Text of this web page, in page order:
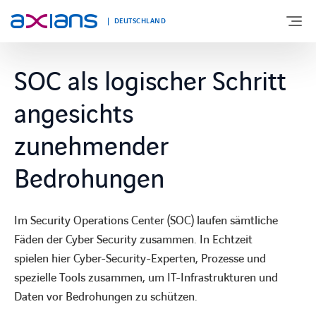
DEUTSCHLAND
ÜBER UNS
PORTFOLIO
PRODUKTE
BRANCHEN
NEWS UND INSIGHTS
SOC als logischer Schritt
angesichts
zunehmender
Bedrohungen
Im Security Operations Center (SOC) laufen sämtliche
Fäden der Cyber Security zusammen. In Echtzeit
spielen hier Cyber-Security-Experten, Prozesse und
spezielle Tools zusammen, um IT-Infrastrukturen und
Daten vor Bedrohungen zu schützen.